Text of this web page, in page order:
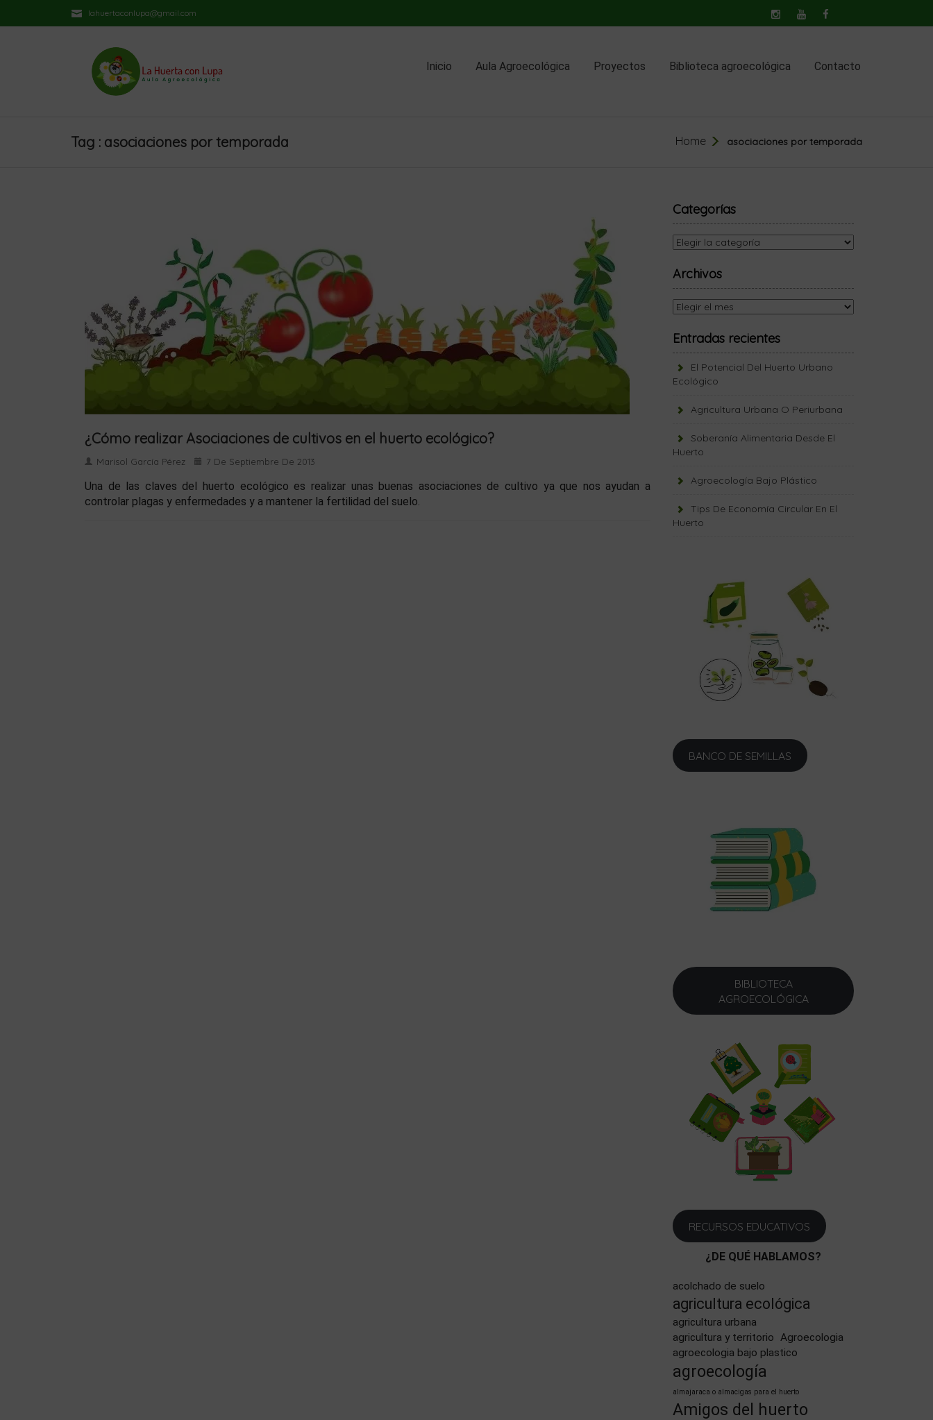
lahuertaconlupa@gmail.com
Inicio Aula Agroecológica Proyectos Biblioteca agroecológica Contacto
Tag : asociaciones por temporada Home asociaciones por temporada
¿Cómo realizar Asociaciones de cultivos en el huerto ecológico?
Marisol García Pérez 7 De Septiembre De 2013
Una de las claves del huerto ecológico es realizar unas buenas asociaciones de cultivo ya que nos ayudan a
controlar plagas y enfermedades y a mantener la fertilidad del suelo.
Categorías
Categorías
Archivos
Archivos
Entradas recientes
El Potencial Del Huerto Urbano
Ecológico
Agricultura Urbana O Periurbana
Soberanía Alimentaria Desde El
Huerto
Agroecología Bajo Plástico
Tips De Economía Circular En El
Huerto
BANCO DE SEMILLAS
BIBLIOTECA
AGROECOLÓGICA
RECURSOS EDUCATIVOS
¿DE QUÉ HABLAMOS?
acolchado de suelo
agricultura ecológica
agricultura urbana
agricultura y territorio Agroecologia
agroecologia bajo plastico
agroecología
almajaraca o almacigas para el huerto
Amigos del huerto